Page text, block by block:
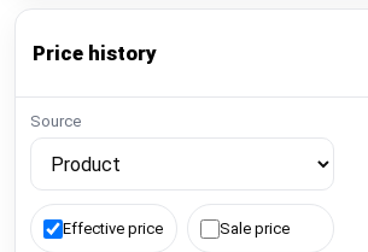
Price history
Source
Effective price Sale price